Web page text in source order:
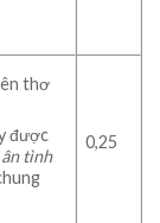
thơ
được
tình
0,25